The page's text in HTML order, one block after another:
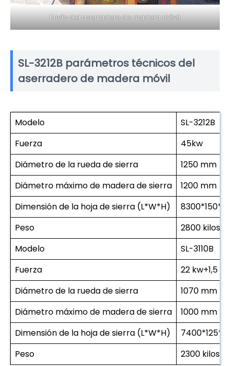
Envío del aserradero de madera móvil
SL-3212B parámetros técnicos del
aserradero de madera móvil
Modelo
SL-3212B
Fuerza
45kw
Diámetro de la rueda de sierra
1250 mm
Diámetro máximo de madera de sierra
1200 mm
Dimensión de la hoja de sierra (L*W*H)
Peso
2800 kilos
Modelo
SL-3110B
Fuerza
22 kw+1,5
Diámetro de la rueda de sierra
1070 mm
Diámetro máximo de madera de sierra
1000 mm
Dimensión de la hoja de sierra (L*W*H)
Peso
2300 kilos